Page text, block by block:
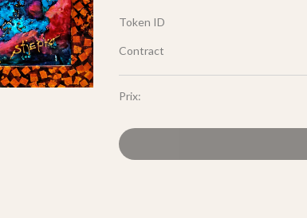
Token ID
Contract
Prix: